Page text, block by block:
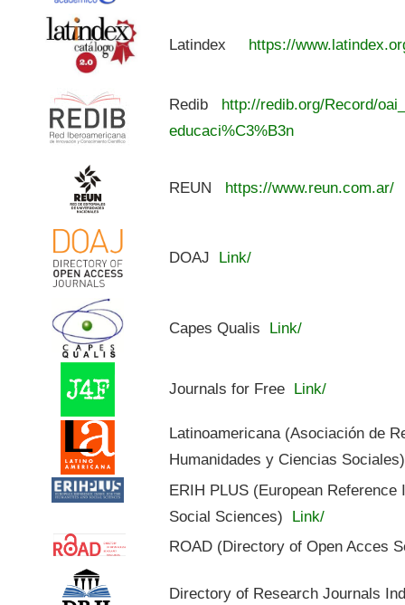
Latindex https://
Redib
http://redib.org/Record/
educaci%C3%B3n
REUN https://www.reun.com.ar/
DOAJ Link/
Capes Qualis Link/
Journals for Free Link/
Latinoamericana (Asociación de
Humanidades y Ciencias Sociales)
ERIH PLUS (European
Social Sciences) Link/
ROAD (Directory of Open Acces
Directory of Research Journals